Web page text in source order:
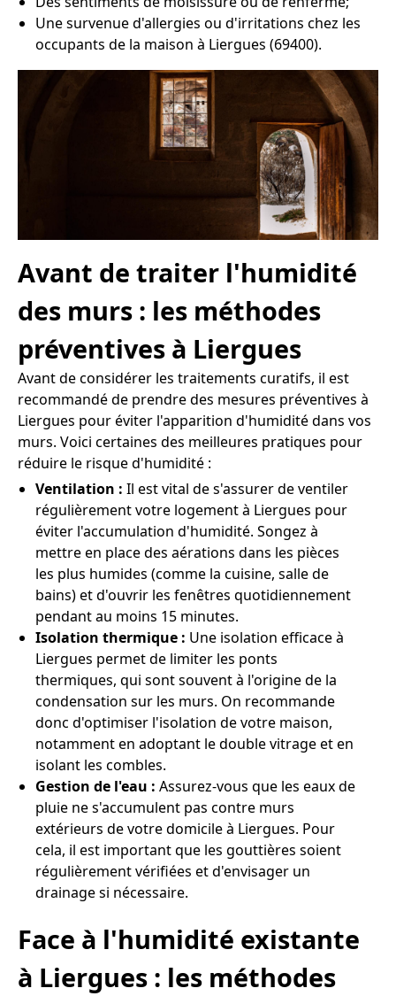
Une survenue d'allergies ou d'irritations chez les
occupants de la maison à Liergues (69400).
Avant de traiter l'humidité
des murs : les méthodes
préventives à Liergues
Avant de considérer les traitements curatifs, il est
recommandé de prendre des mesures préventives à
Liergues pour éviter l'apparition d'humidité dans vos
murs. Voici certaines des meilleures pratiques pour
réduire le risque d'humidité :
Ventilation : Il est vital de s'assurer de ventiler
régulièrement votre logement à Liergues pour
éviter l'accumulation d'humidité. Songez à
mettre en place des aérations dans les pièces
les plus humides (comme la cuisine, salle de
bains) et d'ouvrir les fenêtres quotidiennement
pendant au moins 15 minutes.
Isolation thermique : Une isolation efficace à
Liergues permet de limiter les ponts
thermiques, qui sont souvent à l'origine de la
condensation sur les murs. On recommande
donc d'optimiser l'isolation de votre maison,
notamment en adoptant le double vitrage et en
isolant les combles.
Gestion de l'eau : Assurez-vous que les eaux de
pluie ne s'accumulent pas contre murs
extérieurs de votre domicile à Liergues. Pour
cela, il est important que les gouttières soient
régulièrement vérifiées et d'envisager un
drainage si nécessaire.
Face à l'humidité existante
à Liergues : les méthodes